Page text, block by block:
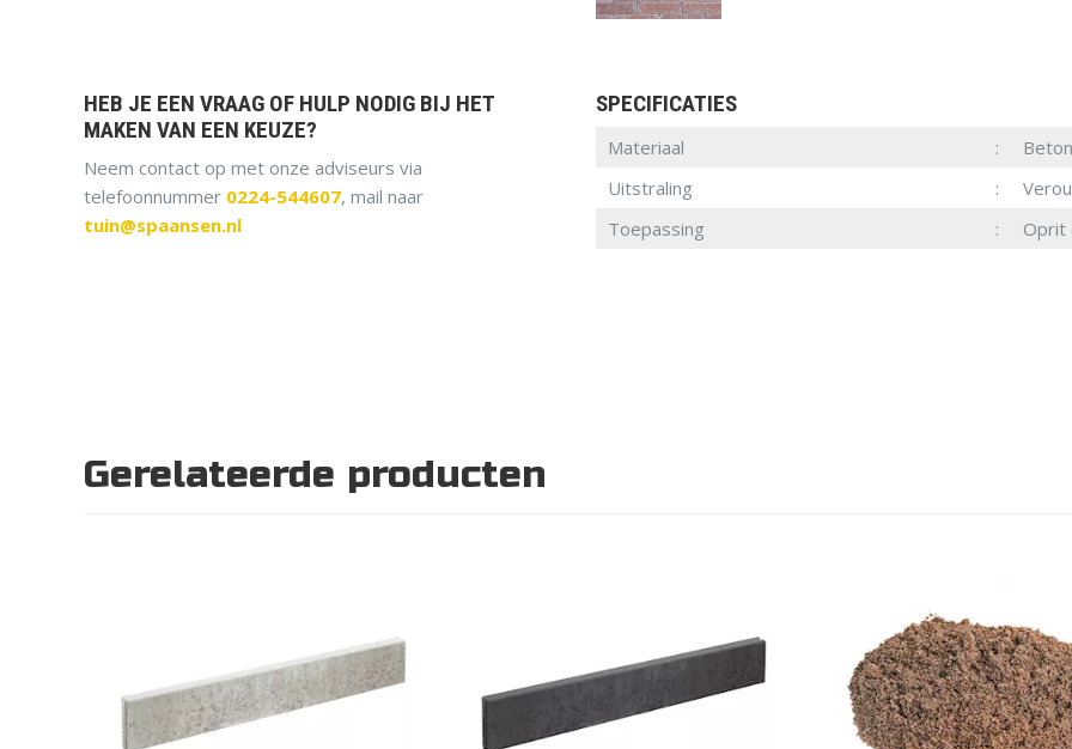
SPECIFICATIES
Materiaal
Beton
Uitstraling
Toepassing
Oprit
HEB JE EEN VRAAG OF HULP NODIG BIJ HET
MAKEN VAN EEN KEUZE?
Neem contact op met onze adviseurs via
telefoonnummer 0224-544607, mail naar
tuin@spaansen.nl
Gerelateerde producten